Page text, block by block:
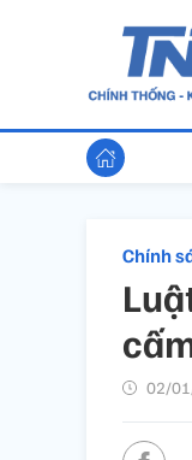
Chính
02/